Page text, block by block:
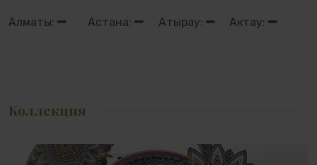
Алматы: Астана: Атырау: Актау:
Коллекция